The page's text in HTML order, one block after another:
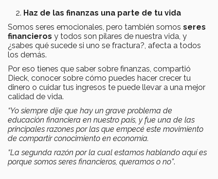
Haz de las finanzas una parte de tu vida
Somos seres emocionales, pero también somos seres
financieros y todos son pilares de nuestra vida, y
¿sabes qué sucede si uno se fractura?, afecta a todos
los demás.
Por eso tienes que saber sobre finanzas, compartió
Dieck, conocer sobre cómo puedes hacer crecer tu
dinero o cuidar tus ingresos te puede llevar a una mejor
calidad de vida.
“Yo siempre dije que hay un grave problema de
educación financiera en nuestro país, y fue una de las
principales razones por las que empecé este movimiento
de compartir conocimiento en economía.
“La segunda razón por la cual estamos hablando aquí es
porque somos seres financieros, queramos o no”.